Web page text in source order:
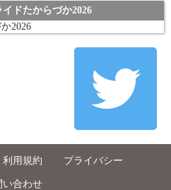
イドたからづか2026
利用規約 プライバシー
い合わせ